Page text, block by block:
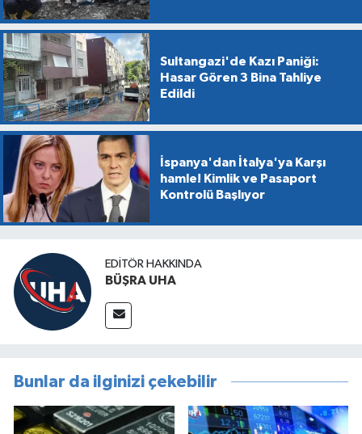
Sultangazi'de Kazı Paniği:
Hasar Gören 3 Bina Tahliye
Edildi
İspanya'dan İtalya'ya Karşı
hamle! Kimlik ve Pasaport
Kontrolü Başlıyor
EDITÖR HAKKINDA
BÜŞRA UHA
Bunlar da ilginizi çekebilir